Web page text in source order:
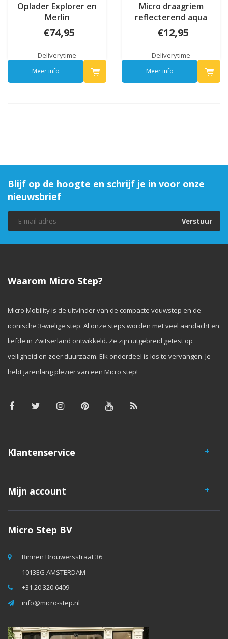
Oplader Explorer en
Merlin
€74,95
Deliverytime
Meer info
Micro draagriem
reflecterend aqua
€12,95
Deliverytime
Meer info
Blijf op de hoogte en schrijf je in voor onze
nieuwsbrief
Verstuur
Waarom Micro Step?
Micro Mobility is de uitvinder van de compacte vouwstep en de
iconische 3-wielige step. Al onze steps worden met veel aandacht en
liefde in Zwitserland ontwikkeld. Ze zijn uitgebreid getest op
veiligheid en zeer duurzaam. Elk onderdeel is los te vervangen. Je
hebt jarenlang plezier van een Micro step!
Klantenservice
Mijn account
Micro Step BV
Binnen Brouwersstraat 36
1013EG AMSTERDAM
+31 20 320 6409
info@micro-step.nl